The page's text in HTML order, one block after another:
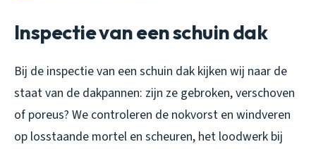
Inspectie van een schuin dak
Bij de inspectie van een schuin dak kijken wij naar de
staat van de dakpannen: zijn ze gebroken, verschoven
of poreus? We controleren de nokvorst en windveren
op losstaande mortel en scheuren, het loodwerk bij